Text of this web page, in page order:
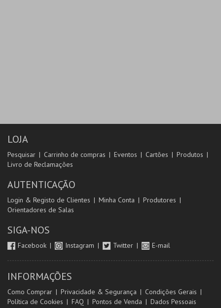
LOJA
Pesquisar Carrinho de compras Eventos Cartões
Produtos
Livro de Reclamações
AUTENTICAÇÃO
Login & Registo de Clientes Minha Conta
Produtores
Orientadores de Salas
SIGA-NOS
Facebook Instagram Twitter E-mail
INFORMAÇÕES
Como Comprar Privacidade & Segurança
Condições Gerais
Política de Cookies
FAQ Pontos de Venda Dados Pessoais